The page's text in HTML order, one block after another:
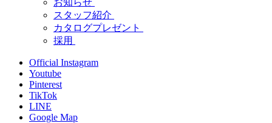
お知らせ
スタッフ紹介
カタログプレゼント
採用
Official Instagram
Youtube
Pinterest
TikTok
LINE
Google Map